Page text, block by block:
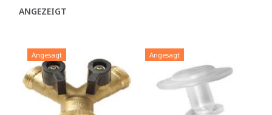
ANGEZEIGT
Angesagt Angesagt